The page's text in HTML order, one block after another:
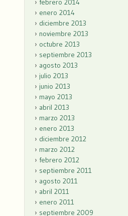
febrero 2014
enero 2014
diciembre 2013
noviembre 2013
octubre 2013
septiembre 2013
agosto 2013
julio 2013
junio 2013
mayo 2013
abril 2013
marzo 2013
enero 2013
diciembre 2012
marzo 2012
febrero 2012
septiembre 2011
agosto 2011
abril 2011
enero 2011
septiembre 2009